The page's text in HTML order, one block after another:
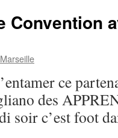
Convention
ce
des
soir c’est foot